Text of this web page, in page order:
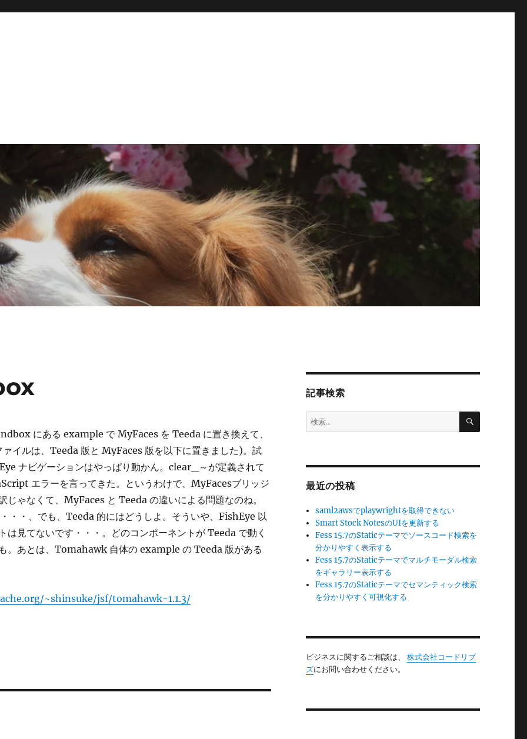
にある example で MyFaces を Teeda に置き換えて、
イルは、Teeda 版と MyFaces 版を以下に置きました)。試
ナビゲーションはやっぱり動かん。clear_～が定義されて
エラーを言ってきた。というわけで、MyFacesブリッジ
じゃなくて、MyFaces と Teeda の違いによる問題なのね。
・・、でも、Teeda 的にはどうしよ。そういや、FishEye 以
は見てないです・・・。どのコンポーネントが Teeda で動く
。あとは、Tomahawk 自体の example の Teeda 版がある
~shinsuke/jsf/tomahawk-1.1.3/
記事検索
検
索:
検
最近の投稿
saml2awsでplaywrightを取得できない
Smart Stock NotesのUIを更新する
Fess 15.7のStaticテーマでソースコード検索を
分かりやすく表示する
Fess 15.7のStaticテーマでマルチモーダル検索
をギャラリー表示する
Fess 15.7のStaticテーマでセマンティック検索
を分かりやすく可視化する
ビジネスに関するご相談は、 株式会社コードリブ
ズにお問い合わせください。